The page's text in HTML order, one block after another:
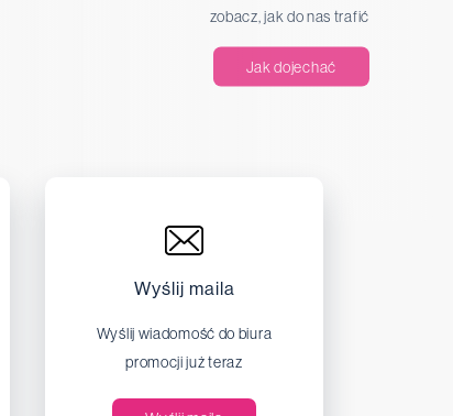
zobacz, jak do nas trafić
Jak dojechać
Wyślij maila
Wyślij wiadomość do biura
promocji już teraz